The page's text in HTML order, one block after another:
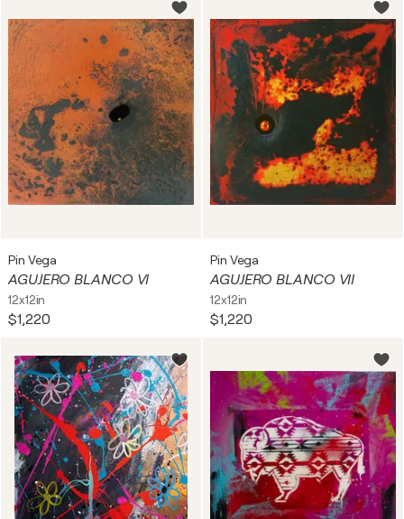
Pin Vega
AGUJERO BLANCO VI
12x12in
$1,220
Pin Vega
AGUJERO BLANCO VII
12x12in
$1,220